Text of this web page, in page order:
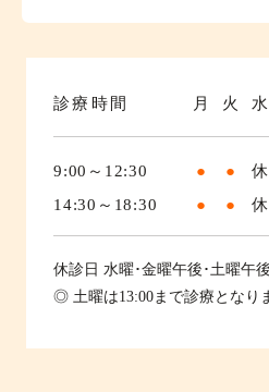
診療時間 月 火 水
9:00～12:30 ● ● 休
14:30～18:30
● ● 休
休診日 水曜･金曜午後･土曜午
◎ 土曜は13:00まで診療となり